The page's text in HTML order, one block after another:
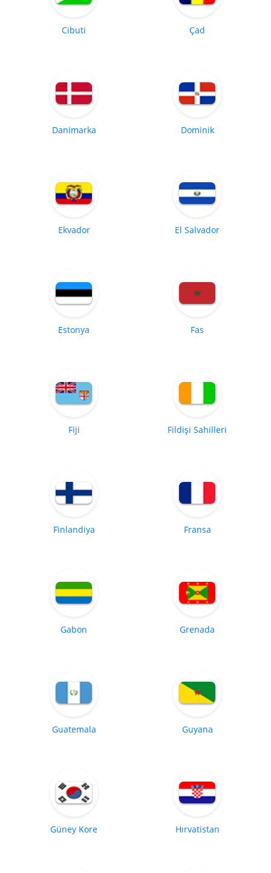
Cibuti Çad
Danimarka Dominik
Ekvador El Salvador
Estonya Fas
Fiji Fildişi Sahilleri
Finlandiya Fransa
Gabon Grenada
Guatemala Guyana
Güney Kore Hırvatistan